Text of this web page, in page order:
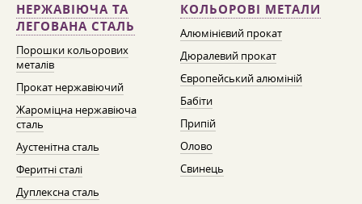
НЕРЖАВІЮЧА ТА
ЛЕГОВАНА СТАЛЬ
Порошки кольорових
металів
Прокат нержавіючий
Жароміцна нержавіюча
сталь
Аустенітна сталь
Феритні сталі
Дуплексна сталь
КОЛЬОРОВІ МЕТАЛИ
Алюмінієвий прокат
Дюралевий прокат
Європейський алюміній
Бабіти
Припій
Олово
Свинець